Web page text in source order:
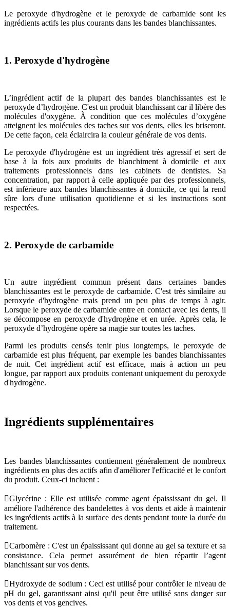
Le peroxyde d'hydrogène et le peroxyde de carbamide sont les
ingrédients actifs les plus courants dans les bandes blanchissantes.
1. Peroxyde d'hydrogène
L’ingrédient actif de la plupart des bandes blanchissantes est le
peroxyde d’hydrogène. C'est un produit blanchissant car il libère des
molécules d'oxygène. À condition que ces molécules d’oxygène
atteignent les molécules des taches sur vos dents, elles les briseront.
De cette façon, cela éclaircira la couleur générale de vos dents.
Le peroxyde d'hydrogène est un ingrédient très agressif et sert de
base à la fois aux produits de blanchiment à domicile et aux
traitements professionnels dans les cabinets de dentistes. Sa
concentration, par rapport à celle appliquée par des professionnels,
est inférieure aux bandes blanchissantes à domicile, ce qui la rend
sûre lors d'une utilisation quotidienne et si les instructions sont
respectées.
2. Peroxyde de carbamide
Un autre ingrédient commun présent dans certaines bandes
blanchissantes est le peroxyde de carbamide. C'est très similaire au
peroxyde d'hydrogène mais prend un peu plus de temps à agir.
Lorsque le peroxyde de carbamide entre en contact avec les dents, il
se décompose en peroxyde d'hydrogène et en urée. Après cela, le
peroxyde d’hydrogène opère sa magie sur toutes les taches.
Parmi les produits censés tenir plus longtemps, le peroxyde de
carbamide est plus fréquent, par exemple les bandes blanchissantes
de nuit. Cet ingrédient actif est efficace, mais à action un peu
longue, par rapport aux produits contenant uniquement du peroxyde
d'hydrogène.
Ingrédients supplémentaires
Les bandes blanchissantes contiennent généralement de nombreux
ingrédients en plus des actifs afin d'améliorer l'efficacité et le confort
du produit. Ceux-ci incluent :
Glycérine : Elle est utilisée comme agent épaississant du gel. Il
améliore l'adhérence des bandelettes à vos dents et aide à maintenir
les ingrédients actifs à la surface des dents pendant toute la durée du
traitement.
Carbomère : C'est un épaississant qui donne au gel sa texture et sa
consistance. Cela permet assurément de bien répartir l’agent
blanchissant sur vos dents.
Hydroxyde de sodium : Ceci est utilisé pour contrôler le niveau de
pH du gel, garantissant ainsi qu'il peut être utilisé sans danger sur
vos dents et vos gencives.